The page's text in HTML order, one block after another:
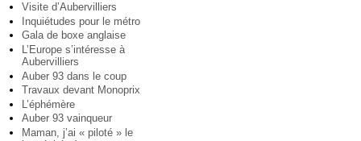
Visite d’Aubervilliers
Inquiétudes pour le métro
Gala de boxe anglaise
L’Europe s’intéresse à
Aubervilliers
Auber 93 dans le coup
Travaux devant Monoprix
L’éphémère
Auber 93 vainqueur
Maman, j’ai « piloté » le